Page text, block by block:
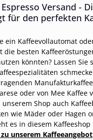
Versand -
für den perfekten
ein Kaffeevollautomat
die besten
könnten? Lassen Sie
oder von Mee Kaffee
Shop auch
wie Mäder oder Hagen
es in diesem
zu unserem Kaffeeangebot